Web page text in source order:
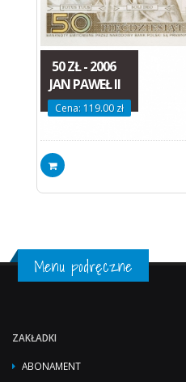
50 ZŁ - 2006
JAN PAWEŁ II
Cena: 119.00 zł
Menu podręczne
ZAKŁADKI
ABONAMENT